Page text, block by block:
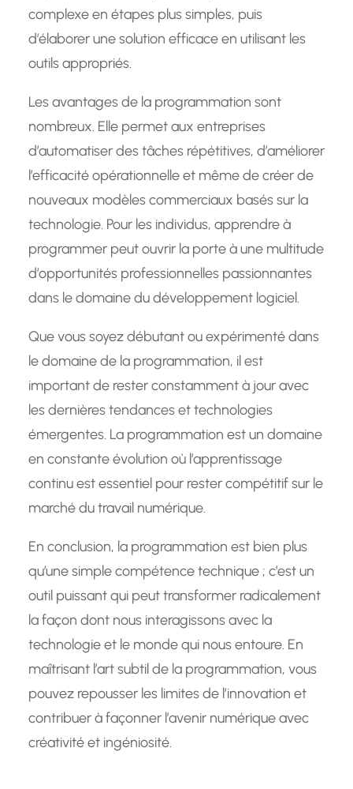
complexe en étapes plus simples, puis
d’élaborer une solution efficace en utilisant les
outils appropriés.
Les avantages de la programmation sont
nombreux. Elle permet aux entreprises
d’automatiser des tâches répétitives, d’améliorer
l’efficacité opérationnelle et même de créer de
nouveaux modèles commerciaux basés sur la
technologie. Pour les individus, apprendre à
programmer peut ouvrir la porte à une multitude
d’opportunités professionnelles passionnantes
dans le domaine du développement logiciel.
Que vous soyez débutant ou expérimenté dans
le domaine de la programmation, il est
important de rester constamment à jour avec
les dernières tendances et technologies
émergentes. La programmation est un domaine
en constante évolution où l’apprentissage
continu est essentiel pour rester compétitif sur le
marché du travail numérique.
En conclusion, la programmation est bien plus
qu’une simple compétence technique ; c’est un
outil puissant qui peut transformer radicalement
la façon dont nous interagissons avec la
technologie et le monde qui nous entoure. En
maîtrisant l’art subtil de la programmation, vous
pouvez repousser les limites de l’innovation et
contribuer à façonner l’avenir numérique avec
créativité et ingéniosité.